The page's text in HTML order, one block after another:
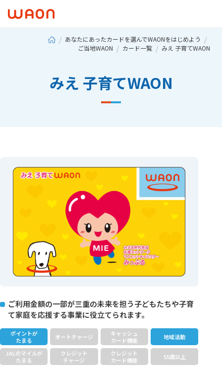
あなたにあったカードを選んでWAONをはじめよう
ご当地WAON
カード一覧 みえ 子育てWAON
みえ 子育てWAON
ご利用金額の一部が三重の未来を担う子どもたちや子育
て家庭を応援する事業に役立てられます。
ポイントが
たまる
オートチャージ
キャッシュ
カード機能
地域活動
JALのマイルが
たまる
クレジット
チャージ
クレジット
カード機能
55歳以上